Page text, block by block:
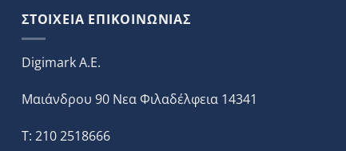
ΣΤΟΙΧΕΙΑ ΕΠΙΚΟΙΝΩΝΙΑΣ
Digimark A.E.
Μαιάνδρου 90 Νεα Φιλαδέλφεια 14341
T: 210 2518666